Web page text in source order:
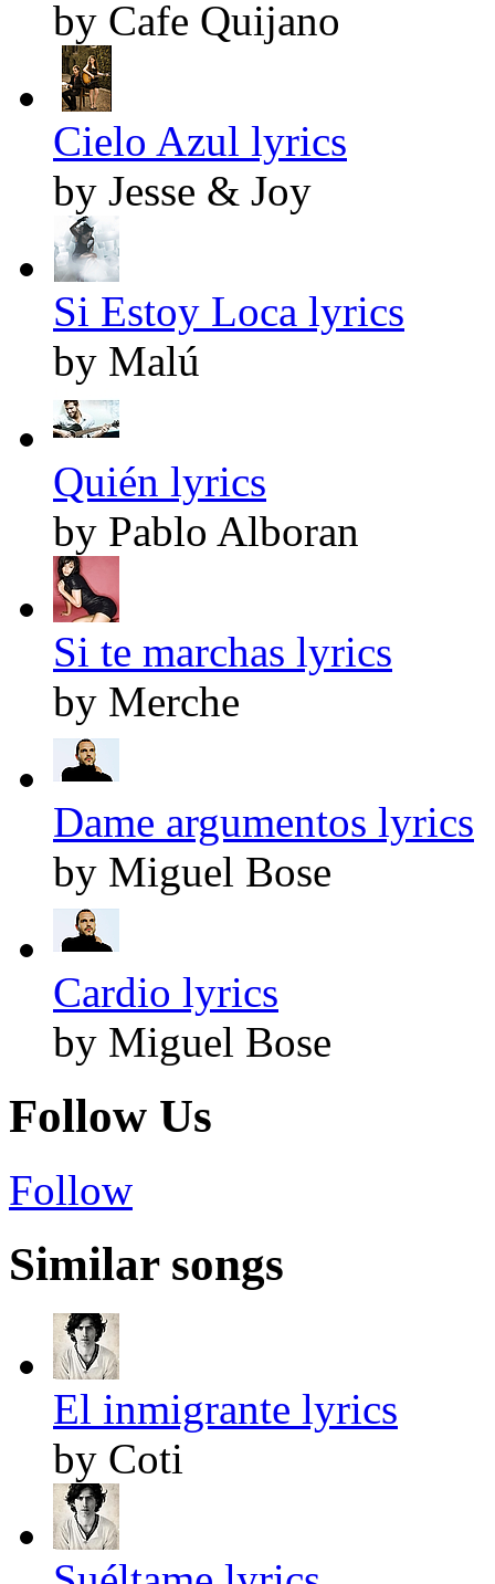
by Cafe Quijano
Cielo Azul lyrics
by Jesse & Joy
Si Estoy Loca lyrics
by Malú
Quién lyrics
by Pablo Alboran
Si te marchas lyrics
by Merche
Dame argumentos lyrics
by Miguel Bose
Cardio lyrics
by Miguel Bose
Follow Us
Follow
Similar songs
El inmigrante lyrics
by Coti